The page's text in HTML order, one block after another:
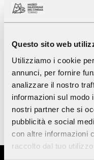
Questo sito web
Utilizziamo i cookie
annunci, per fornire
analizzare il nostro
informazioni sul modo
nostri partner che si
pubblicità e social
con altre informazioni
raccolto dal tuo
Mario Gromo
Historical Archives
Cinema
Film Archives